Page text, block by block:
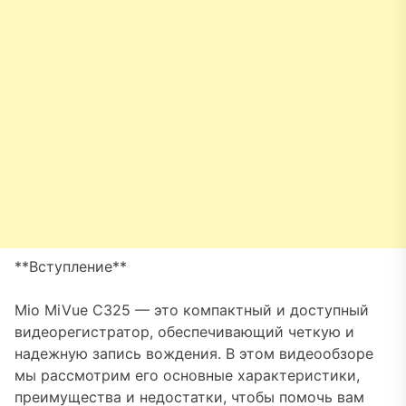
**Вступление**
Mio MiVue C325 — это компактный и доступный
видеорегистратор, обеспечивающий четкую и
надежную запись вождения. В этом видеообзоре
мы рассмотрим его основные характеристики,
преимущества и недостатки, чтобы помочь вам